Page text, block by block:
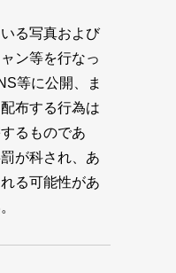
る写真および
ン等を行なっ
等に公開、ま
布する行為は
るものであ
が科され、あ
る可能性があ